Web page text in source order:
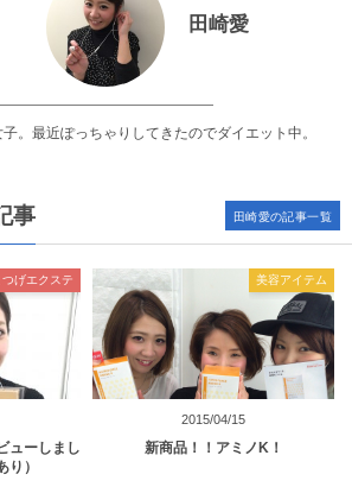
田崎愛
。最近ぽっちゃりしてきたのでダイエット中。
事
つげエクステ
ューしまし
）
2015/04/15
美容アイテム
新商品！！アミノK！
田崎愛の記事一覧